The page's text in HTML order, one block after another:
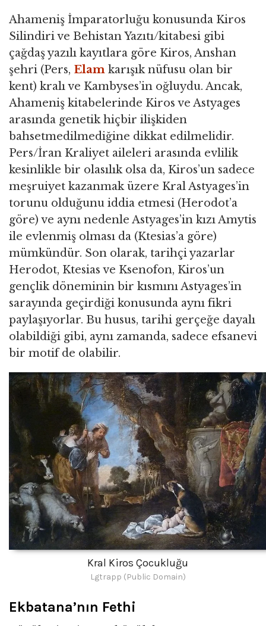
Ahameniş İmparatorluğu konusunda Kiros
Silindiri ve Behistan Yazıtı/kitabesi gibi
çağdaş yazılı kayıtlara göre Kiros, Anshan
şehri (Pers, Elam karışık nüfusu olan bir
kent) kralı ve Kambyses’in oğluydu. Ancak,
Ahameniş kitabelerinde Kiros ve Astyages
arasında genetik hiçbir ilişkiden
bahsetmedilmediğine dikkat edilmelidir.
Pers/İran Kraliyet aileleri arasında evlilik
kesinlikle bir olasılık olsa da, Kiros’un sadece
meşruiyet kazanmak üzere Kral Astyages’in
torunu olduğunu iddia etmesi (Herodot’a
göre) ve aynı nedenle Astyages’in kızı Amytis
ile evlenmiş olması da (Ktesias’a göre)
mümkündür. Son olarak, tarihçi yazarlar
Herodot, Ktesias ve Ksenofon, Kiros’un
gençlik döneminin bir kısmını Astyages’in
sarayında geçirdiği konusunda aynı fikri
paylaşıyorlar. Bu husus, tarihi gerçeğe dayalı
olabildiği gibi, aynı zamanda, sadece efsanevi
bir motif de olabilir.
Kral Kiros Çocukluğu
Lgtrapp (Public Domain)
Ekbatana’nın Fethi